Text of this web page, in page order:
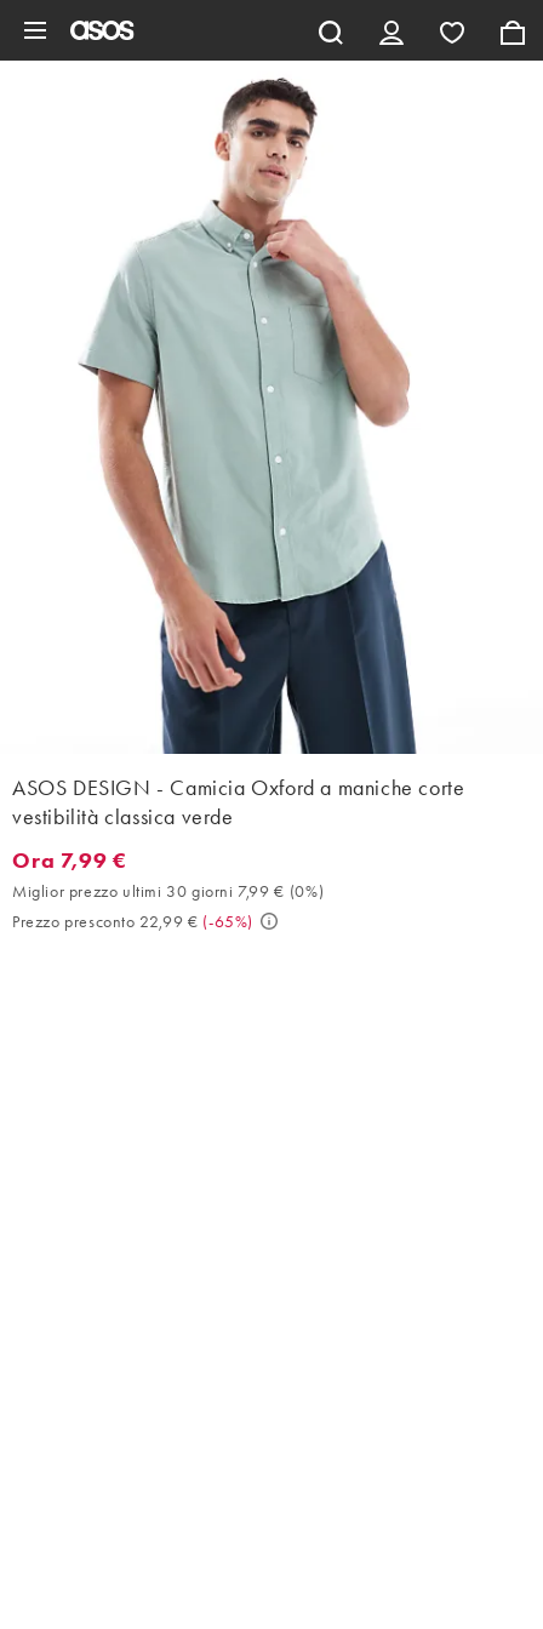
ASOS DESIGN - Camicia Oxford a maniche corte
vestibilità classica verde
Ora 7,99 €. Miglior prezzo ultimi 30 giorni 7,99 € (0%). Prezzo
Ora 7,99 €
Miglior prezzo ultimi 30 giorni 7,99 € (0%)
Prezzo presconto 22,99 € (-65%)